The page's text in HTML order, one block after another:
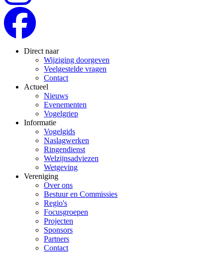
Direct naar
Wijziging doorgeven
Veelgestelde vragen
Contact
Actueel
Nieuws
Evenementen
Vogelgriep
Informatie
Vogelgids
Naslagwerken
Ringendienst
Welzijnsadviezen
Wetgeving
Vereniging
Over ons
Bestuur en Commissies
Regio's
Focusgroepen
Projecten
Sponsors
Partners
Contact